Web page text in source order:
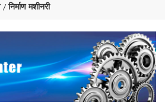
निर्माण मशीनरी